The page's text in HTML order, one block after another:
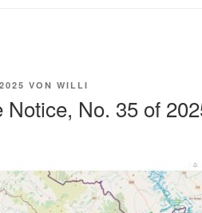
VON WILLI
Notice, No. 35 of